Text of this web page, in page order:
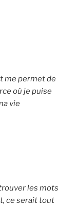
me permet de
où je puise
vie
les mots
ce serait tout